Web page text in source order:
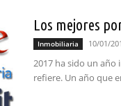
Los mejores
Inmobiliaria 10/01/
2017 ha sido un
refiere. Un año que